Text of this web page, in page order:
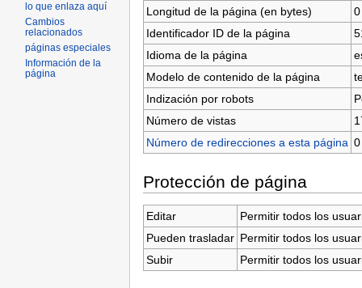
Longitud de la página (en bytes)
0
Identificador ID de la página
Idioma de la página
Modelo de contenido de la página
Indización por robots
Número de vistas
Número de redirecciones a esta página 0
Protección de página
Editar
Permitir todos los
Pueden trasladar Permitir todos los
Subir
Permitir todos los
lo que enlaza aquí
Cambios
relacionados
páginas especiales
Información de la
página